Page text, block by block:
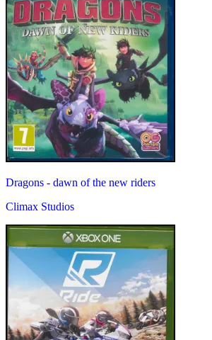
Dragons - dawn of the new riders
Climax Studios